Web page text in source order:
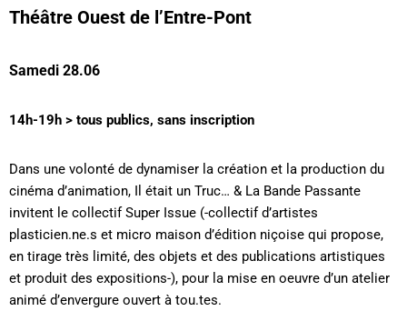
Théâtre Ouest de l’Entre-Pont
Samedi 28.06
14h-19h > tous publics, sans inscription
Dans une volonté de dynamiser la création et la production du
cinéma d’animation, Il était un Truc… & La Bande Passante
invitent le collectif Super Issue (-collectif d’artistes
plasticien.ne.s et micro maison d’édition niçoise qui propose,
en tirage très limité, des objets et des publications artistiques
et produit des expositions-), pour la mise en oeuvre d’un atelier
animé d’envergure ouvert à tou.tes.